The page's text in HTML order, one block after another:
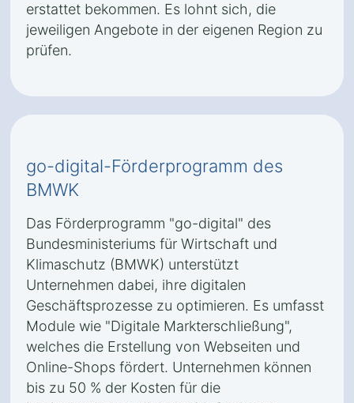
erstattet bekommen. Es lohnt sich, die
jeweiligen Angebote in der eigenen Region zu
prüfen.
go-digital-Förderprogramm des
BMWK
Das Förderprogramm "go-digital" des
Bundesministeriums für Wirtschaft und
Klimaschutz (BMWK) unterstützt
Unternehmen dabei, ihre digitalen
Geschäftsprozesse zu optimieren. Es umfasst
Module wie "Digitale Markterschließung",
welches die Erstellung von Webseiten und
Online-Shops fördert. Unternehmen können
bis zu 50 % der Kosten für die